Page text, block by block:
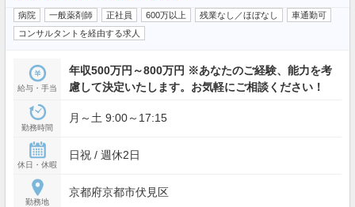
病院 一般薬剤師 正社員 600万以上 残業なし／ほぼなし
車通勤可
コンサルタントを経由する求人
給与・手当
年収500万円～800万円 ※あなたのご経験、能力を考
慮して決定いたします。お気軽にご相談ください！
勤務時間
月～土 9:00～17:15
休日・休暇
日祝 / 週休2日
勤務地
京都府京都市伏見区